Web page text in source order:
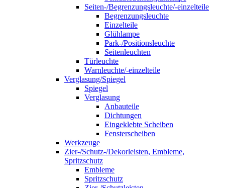
Seiten-/Begrenzungsleuchte/-einzelteile
Begrenzungsleuchte
Einzelteile
Glühlampe
Park-/Positionsleuchte
Seitenleuchten
Türleuchte
Warnleuchte/-einzelteile
Verglasung/Spiegel
Spiegel
Verglasung
Anbauteile
Dichtungen
Eingeklebte Scheiben
Fensterscheiben
Werkzeuge
Zier-/Schutz-/Dekorleisten, Embleme,
Spritzschutz
Embleme
Spritzschutz